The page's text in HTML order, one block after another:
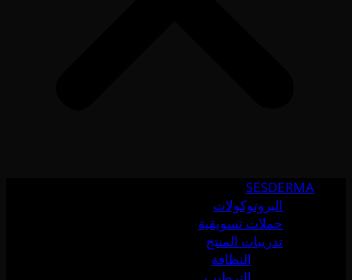
SESDERMA
البروتوكولات
حملات تسويقية
تدريبات المنتج
النظافة